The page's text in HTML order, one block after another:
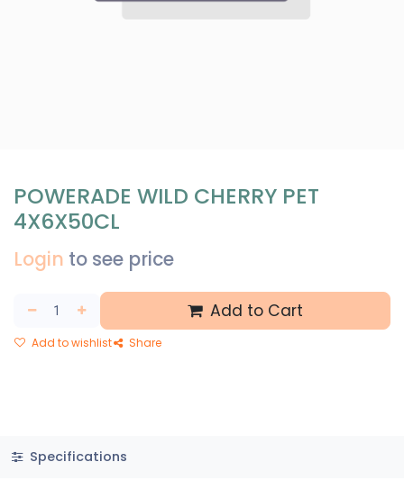
POWERADE WILD CHERRY PET
4X6X50CL
Login to see price
Add to Cart
Add to wishlist Share
Specifications